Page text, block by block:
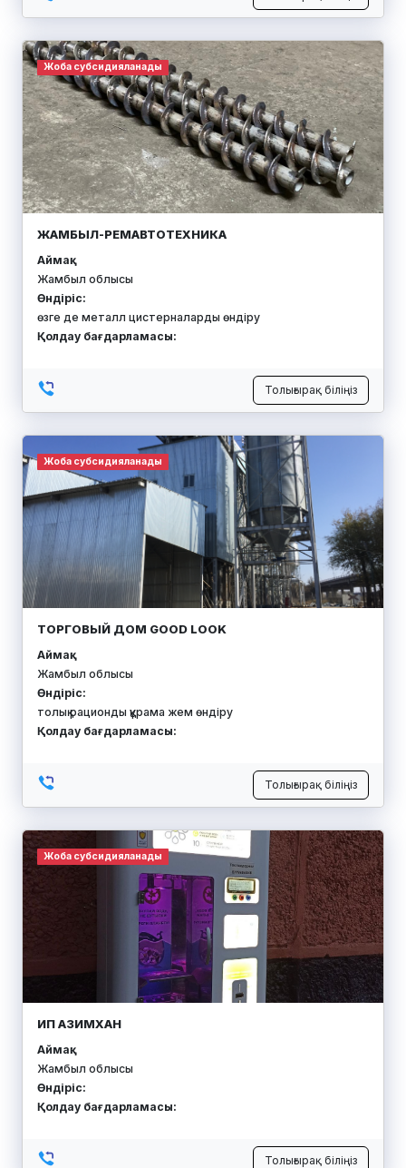
Жоба субсидияланады
ЖАМБЫЛ-РЕМАВТОТЕХНИКА
Аймақ:
Жамбыл облысы
Өндіріс:
өзге де металл цистерналарды өндіру
Қолдау бағдарламасы:
Толығырақ біліңіз
Жоба субсидияланады
ТОРГОВЫЙ ДОМ GOOD LOOK
Аймақ:
Жамбыл облысы
Өндіріс:
толық рационды құрама жем өндіру
Қолдау бағдарламасы:
Толығырақ біліңіз
Жоба субсидияланады
ИП АЗИМХАН
Аймақ:
Жамбыл облысы
Өндіріс:
Қолдау бағдарламасы:
Толығырақ біліңіз